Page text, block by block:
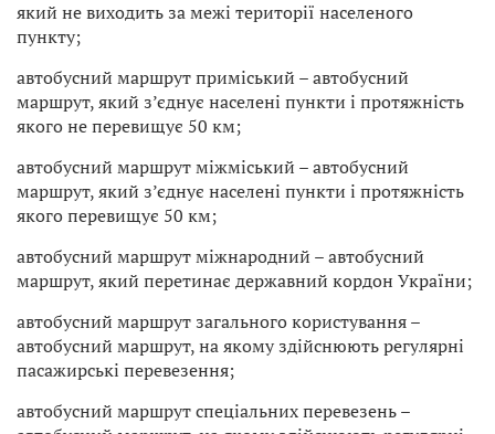
який не виходить за межі території населеного
пункту;
автобусний маршрут приміський – автобусний
маршрут, який з’єднує населені пункти і протяжність
якого не перевищує 50 км;
автобусний маршрут міжміський – автобусний
маршрут, який з’єднує населені пункти і протяжність
якого перевищує 50 км;
автобусний маршрут міжнародний – автобусний
маршрут, який перетинає державний кордон України;
автобусний маршрут загального користування –
автобусний маршрут, на якому здійснюють регулярні
пасажирські перевезення;
автобусний маршрут спеціальних перевезень –